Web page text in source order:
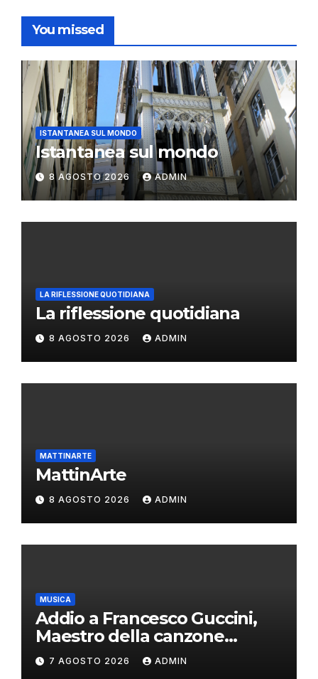
You missed
ISTANTANEA SUL MONDO
Istantanea sul mondo
8 AGOSTO 2026 ADMIN
LA RIFLESSIONE QUOTIDIANA
La riflessione quotidiana
8 AGOSTO 2026 ADMIN
MATTINARTE
MattinArte
8 AGOSTO 2026 ADMIN
MUSICA
Addio a Francesco Guccini,
Maestro della canzone
d’autore
7 AGOSTO 2026 ADMIN